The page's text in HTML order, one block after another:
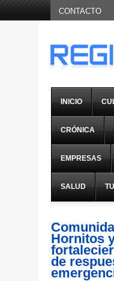
INICIO
CRÓNICA
EMPRESAS
SALUD
Hornitos
de